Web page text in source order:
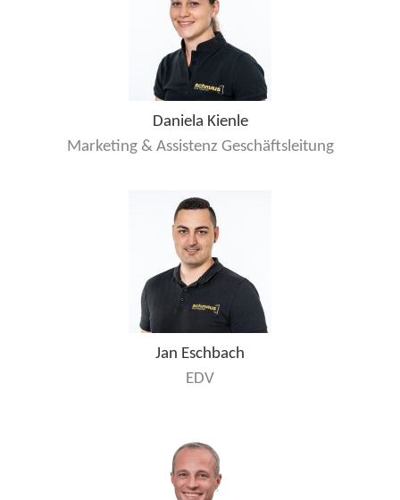
Daniela Kienle
Marketing & Assistenz Geschäftsleitung
Jan Eschbach
EDV